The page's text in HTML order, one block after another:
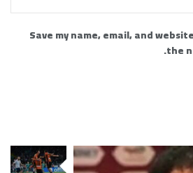
Save my name, email, and
the